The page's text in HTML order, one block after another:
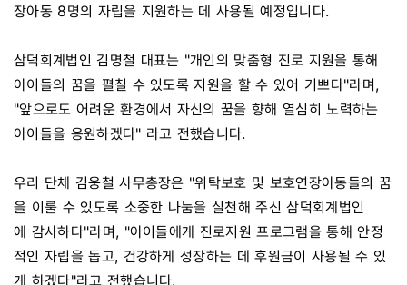
장아동 8명의 자립을 지원하는 데 사용될 예정입니다.
삼덕회계법인 김명철 대표는 "개인의 맞춤형 진로 지원을 통해
아이들의 꿈을 펼칠 수 있도록 지원을 할 수 있어 기쁘다"라며,
"앞으로도 어려운 환경에서 자신의 꿈을 향해 열심히 노력하는
아이들을 응원하겠다" 라고 전했습니다.
우리 단체 김웅철 사무총장은 "위탁보호 및 보호연장아동들의 꿈
을 이룰 수 있도록 소중한 나눔을 실천해 주신 삼덕회계법인
에 감사하다"라며, "아이들에게 진로지원 프로그램을 통해 안정
적인 자립을 돕고, 건강하게 성장하는 데 후원금이 사용될 수 있
게 하겠다"라고 전했습니다.